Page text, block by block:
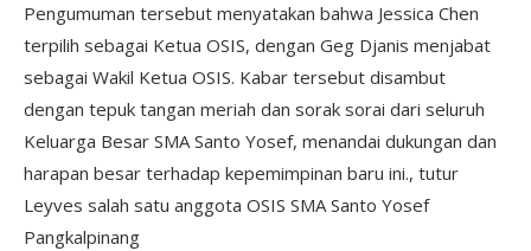
Pengumuman tersebut menyatakan bahwa Jessica Chen
terpilih sebagai Ketua OSIS, dengan Geg Djanis menjabat
sebagai Wakil Ketua OSIS. Kabar tersebut disambut
dengan tepuk tangan meriah dan sorak sorai dari seluruh
Keluarga Besar SMA Santo Yosef, menandai dukungan dan
harapan besar terhadap kepemimpinan baru ini., tutur
Leyves salah satu anggota OSIS SMA Santo Yosef
Pangkalpinang